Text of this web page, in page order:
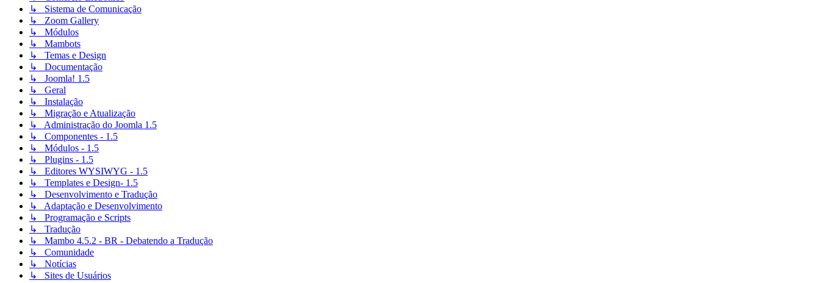
↳ Sistema de Comunicação
↳ Zoom Gallery
↳ Módulos
↳ Mambots
↳ Temas e Design
↳ Documentação
↳ Joomla! 1.5
↳ Geral
↳ Instalação
↳ Migração e Atualização
↳ Administração do Joomla 1.5
↳ Componentes - 1.5
↳ Módulos - 1.5
↳ Plugins - 1.5
↳ Editores WYSIWYG - 1.5
↳ Templates e Design- 1.5
↳ Desenvolvimento e Tradução
↳ Adaptação e Desenvolvimento
↳ Programação e Scripts
↳ Tradução
↳ Mambo 4.5.2 - BR - Debatendo a Tradução
↳ Comunidade
↳ Notícias
↳ Sites de Usuários